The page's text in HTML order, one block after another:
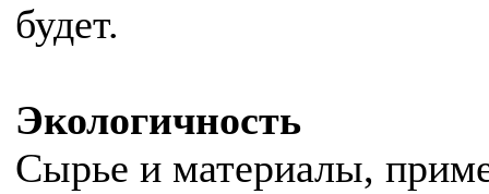
будет.
Экологичность
Сырье и материалы,